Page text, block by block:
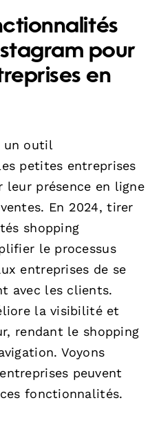
pour
en
un outil
petites entreprises
leur présence en ligne
En 2024, tirer
shopping
le processus
entreprises de se
avec les clients.
la visibilité et
rendant le shopping
Voyons
peuvent
fonctionnalités.